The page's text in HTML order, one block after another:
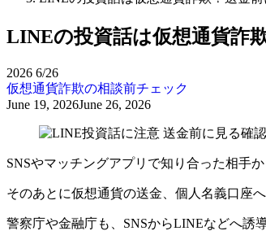
LINEの投資話は仮想通貨詐
2026 6/26
仮想通貨詐欺の相談前チェック
June 19, 2026June 26, 2026
SNSやマッチングアプリで知り合った相手
そのあとに仮想通貨の送金、個人名義口座
警察庁や金融庁も、SNSからLINEなどへ誘